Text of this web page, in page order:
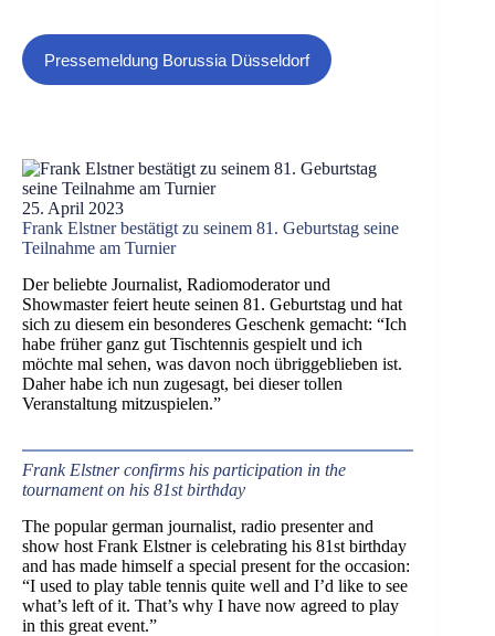
Pressemeldung Borussia Düsseldorf
25. April 2023
Frank Elstner bestätigt zu seinem 81. Geburtstag seine
Teilnahme am Turnier
Der beliebte Journalist, Radiomoderator und
Showmaster feiert heute seinen 81. Geburtstag und hat
sich zu diesem ein besonderes Geschenk gemacht: “Ich
habe früher ganz gut Tischtennis gespielt und ich
möchte mal sehen, was davon noch übriggeblieben ist.
Daher habe ich nun zugesagt, bei dieser tollen
Veranstaltung mitzuspielen.”
Frank Elstner confirms his participation in the
tournament on his 81st birthday
The popular german journalist, radio presenter and
show host Frank Elstner is celebrating his 81st birthday
and has made himself a special present for the occasion:
“I used to play table tennis quite well and I’d like to see
what’s left of it. That’s why I have now agreed to play
in this great event.”